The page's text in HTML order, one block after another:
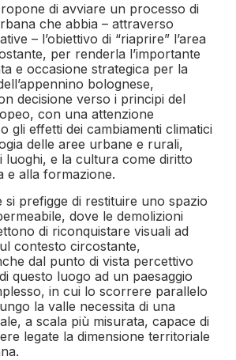
di avviare un processo di
che abbia – attraverso
– l’obiettivo di “riaprire” l’area
per renderla l’importante
e occasione strategica per la
bolognese,
decisione verso i principi del
con una attenzione
gli effetti dei cambiamenti climatici
delle aree urbane e rurali,
luoghi, e la cultura come diritto
e alla formazione.
si prefigge di restituire uno spazio
dove le demolizioni
di riconquistare visuali ad
contesto circostante,
dal punto di vista percettivo
questo luogo ad un paesaggio
in cui lo scorrere parallelo
la valle necessita di una
a scala più misurata, capace di
legate la dimensione territoriale